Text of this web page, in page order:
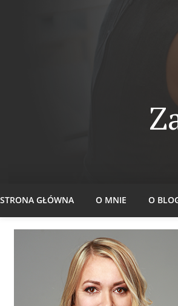
STRONA GŁÓWNA O MNIE O